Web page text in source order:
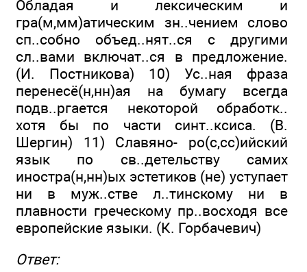
Обладая и лексическим и
гра(м,мм)атическим зн..чением слово
сп..собно объед..нят..ся с другими
сл..вами включат..ся в предложение.
(И. Постникова) 10) Ус..ная фраза
перенесё(н,нн)ая на бумагу всегда
подв..ргается некоторой обработк..
хотя бы по части синт..ксиса. (В.
Шергин) 11) Славяно- ро(с,сс)ийский
язык по св..детельству самих
иностра(н,нн)ых эстетиков (не) уступает
ни в муж..стве л..тинскому ни в
плавности греческому пр..восходя все
ев­ропейские языки. (К. Горбачевич)
Ответ: